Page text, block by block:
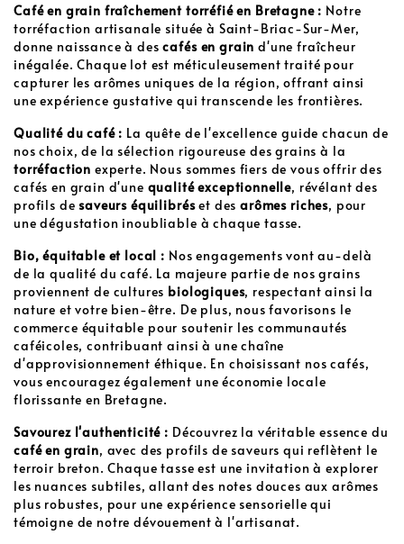
Café en grain fraîchement torréfié en Bretagne : Notre
torréfaction artisanale située à Saint-Briac-Sur-Mer,
donne naissance à des cafés en grain d'une fraîcheur
inégalée. Chaque lot est méticuleusement traité pour
capturer les arômes uniques de la région, offrant ainsi
une expérience gustative qui transcende les frontières.
Qualité du café : La quête de l'excellence guide chacun de
nos choix, de la sélection rigoureuse des grains à la
torréfaction experte. Nous sommes fiers de vous offrir des
cafés en grain d'une qualité exceptionnelle, révélant des
profils de saveurs équilibréset des arômes riches, pour
une dégustation inoubliable à chaque tasse.
Bio, équitable et local : Nos engagements vont au-delà
de la qualité du café. La majeure partie de nos grains
proviennent de cultures biologiques, respectant ainsi la
nature et votre bien-être. De plus, nous favorisons le
commerce équitable pour soutenir les communautés
caféicoles, contribuant ainsi à une chaîne
d'approvisionnement éthique. En choisissant nos cafés,
vous encouragez également une économie locale
florissante en Bretagne.
Savourez l'authenticité : Découvrez la véritable essence du
café en grain, avec des profils de saveurs qui reflètent le
terroir breton. Chaque tasse est une invitation à explorer
les nuances subtiles, allant des notes douces aux arômes
plus robustes, pour une expérience sensorielle qui
témoigne de notre dévouement à l'artisanat.